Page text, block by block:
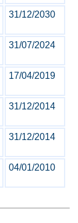
31/12/2030
31/07/2024
17/04/2019
31/12/2014
31/12/2014
04/01/2010